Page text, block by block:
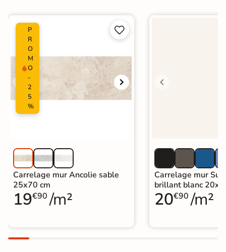
P
R
O
M
O
-
2
5
%


Carrelage mur Ancolie sable
25x70 cm
19€90 /m²
Carrelage mur
brillant blanc
20€90 /m²